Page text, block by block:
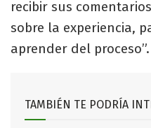
recibir sus
sobre la experiencia,
aprender del proceso”.
TAMBIÉN TE PODRÍA